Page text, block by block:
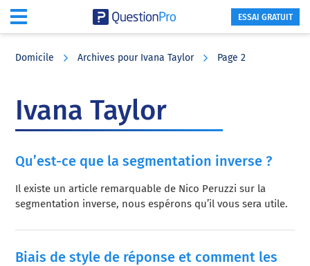
ESSAI GRATUIT
Domicile Archives pour Ivana Taylor Page 2
Ivana Taylor
Qu’est-ce que la segmentation inverse ?
Il existe un article remarquable de Nico Peruzzi sur la
segmentation inverse, nous espérons qu’il vous sera utile.
Biais de style de réponse et comment les